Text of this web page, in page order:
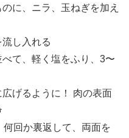
に、ニラ、玉ねぎを加え
し入れる
て、軽く塩をふり、3〜
げるように！ 肉の表面
回か裏返して、両面を